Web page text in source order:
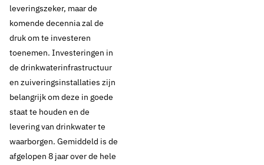
Inspectie
Leefomgeving en
Transport (ILT):
‘Drinkwaterbedrijven
presteren goed.’
Thema's:
leveringszeker, maar de
komende decennia zal de
druk om te investeren
toenemen. Investeringen in
de drinkwaterinfrastructuur
en zuiveringsinstallaties zijn
belangrijk om deze in goede
staat te houden en de
levering van drinkwater te
waarborgen. Gemiddeld is de
afgelopen 8 jaar over de hele